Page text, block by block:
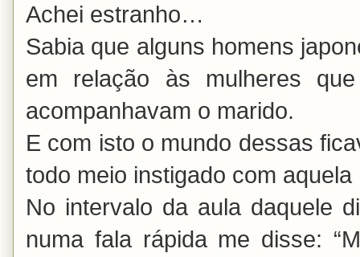
Achei estranho…
Sabia que alguns homens
em relação às mulheres
acompanhavam o marido.
E com isto o mundo dessas
todo meio instigado com
No intervalo da aula daquele
numa fala rápida me disse: